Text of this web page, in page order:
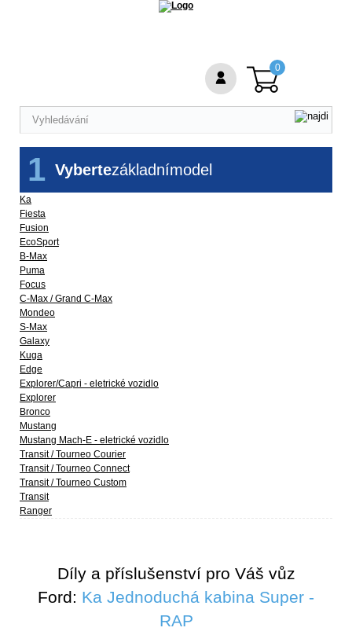
Vybertezákladnímodel
1
Ka
Fiesta
Fusion
EcoSport
B-Max
Puma
Focus
C-Max / Grand C-Max
Mondeo
S-Max
Galaxy
Kuga
Edge
Explorer/Capri - eletrické vozidlo
Explorer
Bronco
Mustang
Mustang Mach-E - eletrické vozidlo
Transit / Tourneo Courier
Transit / Tourneo Connect
Transit / Tourneo Custom
Transit
Ranger
Díly a příslušenství pro Váš vůz
Ford: Ka Jednoduchá kabina Super -
RAP
0